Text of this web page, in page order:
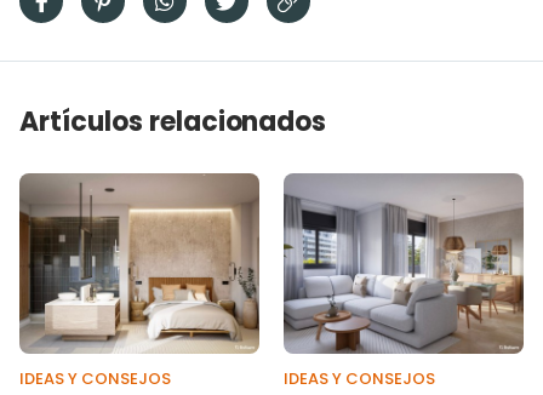
Artículos relacionados
IDEAS Y CONSEJOS IDEAS Y CONSEJOS